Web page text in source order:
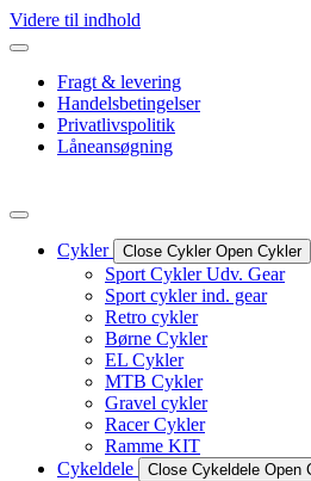
Videre til indhold
Fragt & levering
Handelsbetingelser
Privatlivspolitik
Låneansøgning
Cykler Close Cykler Open Cykler
Sport Cykler Udv. Gear
Sport cykler ind. gear
Retro cykler
Børne Cykler
EL Cykler
MTB Cykler
Gravel cykler
Racer Cykler
Ramme KIT
Cykeldele
Close Cykeldele Open